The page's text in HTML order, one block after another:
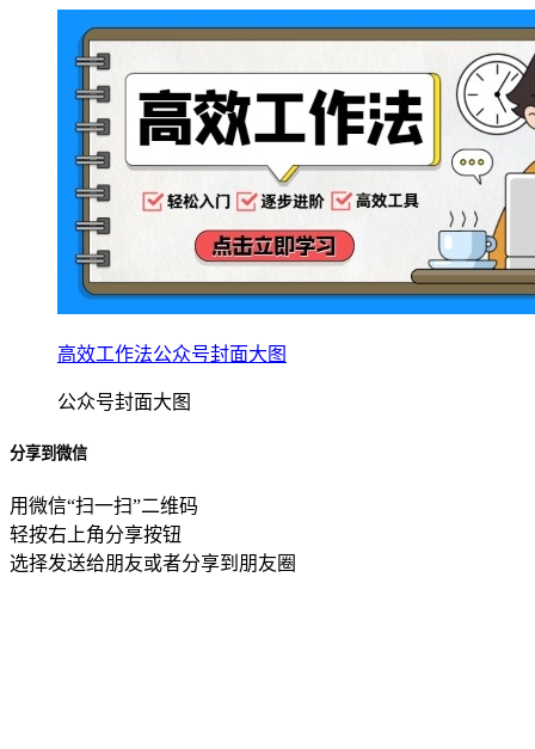
高效工作法公众号封面大图
公众号封面大图
分享到微信
用微信“扫一扫”二维码
轻按右上角分享按钮
选择发送给朋友或者分享到朋友圈